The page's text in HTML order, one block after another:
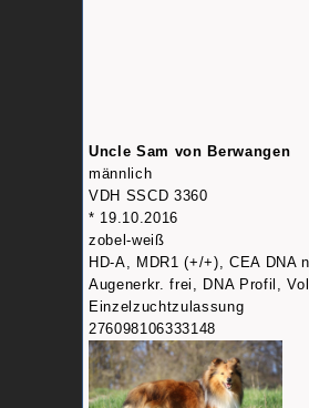
Uncle Sam von Berwangen
männlich
VDH SSCD 3360
* 19.10.2016
zobel-weiß
HD-A, MDR1 (+/+), CEA DNA
Augenerkr. frei, DNA Profil,
Einzelzuchtzulassung
276098106333148